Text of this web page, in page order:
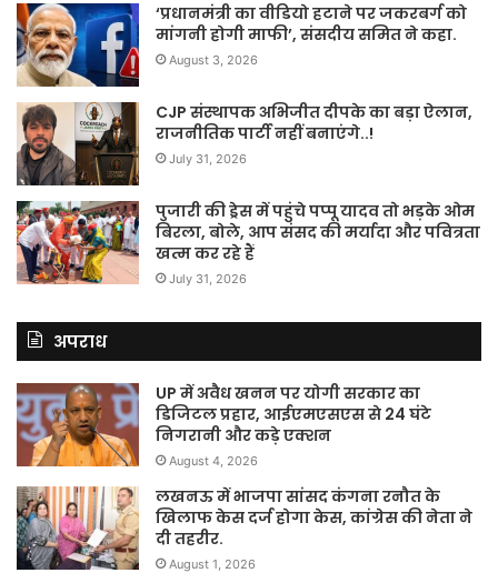
‘प्रधानमंत्री का वीडियो हटाने पर जकरबर्ग को
मांगनी होगी माफी’, संसदीय समित ने कहा.
August 3, 2026
CJP संस्थापक अभिजीत दीपके का बड़ा ऐलान,
राजनीतिक पार्टी नहीं बनाएंगे..!
July 31, 2026
पुजारी की ड्रेस में पहुंचे पप्पू यादव तो भड़के ओम
बिरला, बोले, आप संसद की मर्यादा और पवित्रता
खत्म कर रहे हैं
July 31, 2026
अपराध
UP में अवैध खनन पर योगी सरकार का
डिजिटल प्रहार, आईएमएसएस से 24 घंटे
निगरानी और कड़े एक्शन
August 4, 2026
लखनऊ में भाजपा सांसद कंगना रनौत के
खिलाफ केस दर्ज होगा केस, कांग्रेस की नेता ने
दी तहरीर.
August 1, 2026